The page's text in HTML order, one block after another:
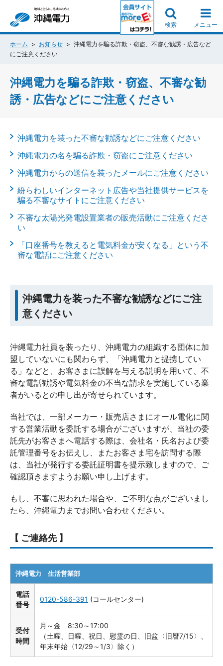
検索 メニュー
ホーム お知らせ
沖縄電力を騙る詐欺・窃盗、不審な勧誘・広告など
にご注意ください
沖縄電力を騙る詐欺・窃盗、不審な勧
誘・広告などにご注意ください
沖縄電力を装った不審な勧誘などにご注意ください
沖縄電力の名を騙る詐欺・窃盗にご注意ください
沖縄電力からの送信を装ったメールにご注意ください
紛らわしいインターネット広告や当社提供サービスを
騙る不審なサイトにご注意ください
不審な太陽光発電設置業者の販売活動にご注意くださ
い
「口座番号を教えると電気料金が安くなる」という不
審な電話にご注意ください
沖縄電力を装った不審な勧誘などにご注
意ください
沖縄電力社員を装ったり、沖縄電力の組織する団体に加
盟していないにも関わらず、「沖縄電力と提携してい
る」などと、お客さまに誤解を与える説明を用いて、不
審な電話勧誘や電気料金の不当な請求を実施している業
者がいるとの申し出が寄せられています。
当社では、一部メーカー・販売店さまにオール電化に関
する営業活動を委託する場合がございますが、当社の委
託先がお客さまへ電話する際は、会社名・氏名および委
託管理番号をお伝えし、またお客さま宅を訪問する際
は、当社が発行する委託証明書を提示致しますので、ご
確認頂きますようお願い申し上げます。
もし、不審に思われた場合や、ご不明な点がございまし
たら、沖縄電力までお問い合わせください。
【 ご連絡先 】
沖縄電力 生活営業部
電話
番号
0120-586-391 (コールセンター)
受付
時間
月～金 8:30～17:00
（土曜、日曜、祝日、慰霊の日、旧盆〈旧暦7/15〉、
年末年始〈12/29～1/3〉除く）